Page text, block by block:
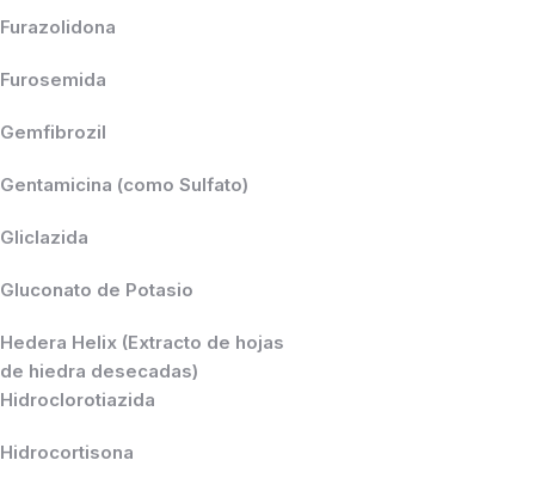
Furazolidona
Furosemida
Gemfibrozil
Gentamicina (como Sulfato)
Gliclazida
Gluconato de Potasio
Hedera Helix (Extracto de hojas
de hiedra desecadas)
Hidroclorotiazida
Hidrocortisona